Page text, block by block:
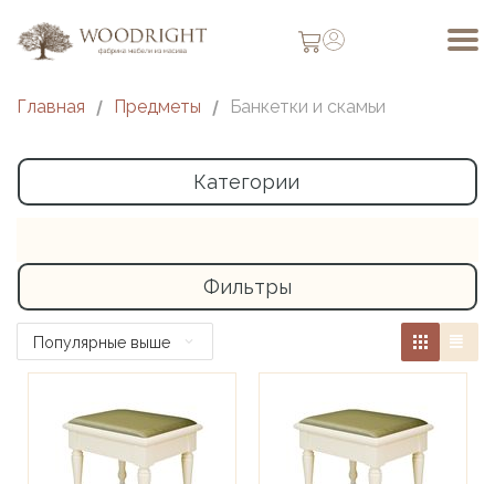
Главная / Предметы / Банкетки и скамьи
Категории
Фильтры
Популярные выше